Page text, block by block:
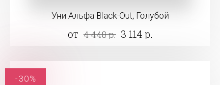
Уни Альфа Black-Out, Голубой
от 4 448 р. 3 114 р.
-30%